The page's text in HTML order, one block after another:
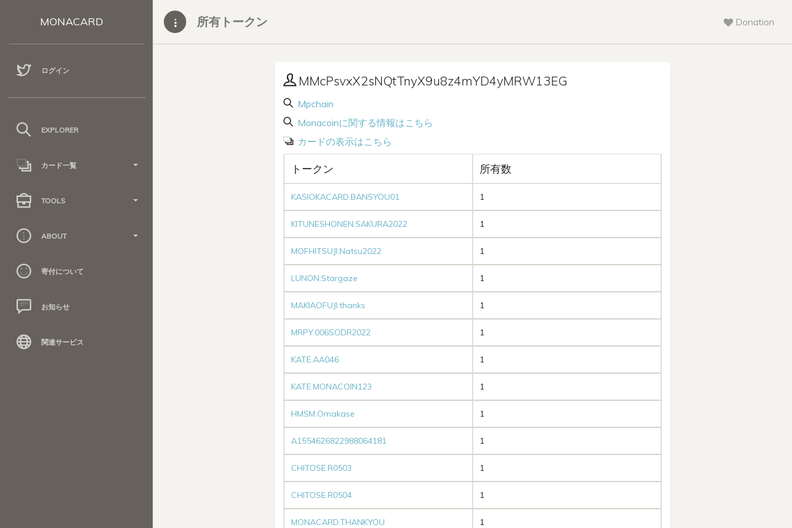
MONACARD
ログイン
EXPLORER
カード一覧
TOOLS
ABOUT
寄付について
お知らせ
関連サービス
所有トークン Donation
MMcPsvxX2sNQtTnyX9u8z4mYD4yMRW13EG
Mpchain
Monacoinに関する情報はこちら
カードの表示はこちら
トークン 所有数
KASIOKACARD.BANSYOU01 1
KITUNESHONEN.SAKURA2022 1
MOFHITSUJI.Natsu2022 1
LUNON.Stargaze 1
MAKIAOFUJI.thanks 1
MRPY.006SODR2022 1
KATE.AA046 1
KATE.MONACOIN123 1
HMSM.Omakase 1
A1554626822988064181 1
CHITOSE.R0503 1
CHITOSE.R0504 1
MONACARD.THANKYOU 1